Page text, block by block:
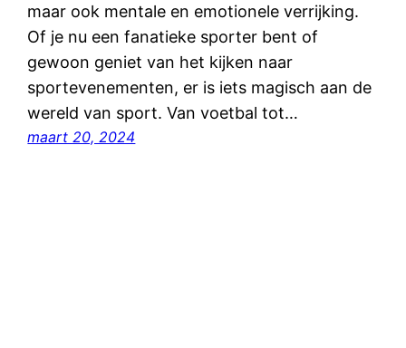
maar ook mentale en emotionele verrijking.
Of je nu een fanatieke sporter bent of
gewoon geniet van het kijken naar
sportevenementen, er is iets magisch aan de
wereld van sport. Van voetbal tot…
maart 20, 2024